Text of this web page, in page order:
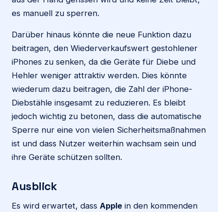
es manuell zu sperren.
Darüber hinaus könnte die neue Funktion dazu
beitragen, den Wiederverkaufswert gestohlener
iPhones zu senken, da die Geräte für Diebe und
Hehler weniger attraktiv werden. Dies könnte
wiederum dazu beitragen, die Zahl der iPhone-
Diebstähle insgesamt zu reduzieren. Es bleibt
jedoch wichtig zu betonen, dass die automatische
Sperre nur eine von vielen Sicherheitsmaßnahmen
ist und dass Nutzer weiterhin wachsam sein und
ihre Geräte schützen sollten.
Ausblick
Es wird erwartet, dass Apple in den kommenden